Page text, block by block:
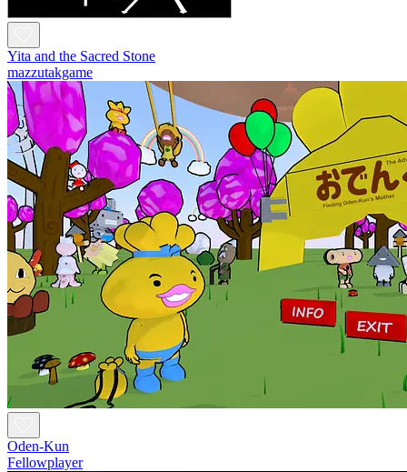
Yita and the Sacred Stone
mazzutakgame
Oden-Kun
Fellowplayer